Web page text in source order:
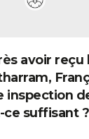
avoir reçu
inspection
ce suffisant ?